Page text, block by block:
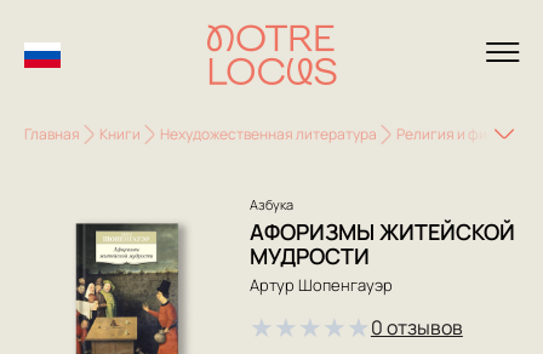
Главная Книги Нехудожественная литература Религия и
Азбука
АФОРИЗМЫ ЖИТЕЙСКОЙ
МУДРОСТИ
Артур Шопенгауэр
★★★★★0 отзывов